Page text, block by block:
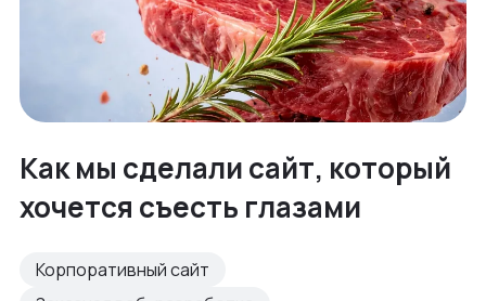
Как мы сделали сайт, который
хочется съесть глазами
Корпоративный сайт